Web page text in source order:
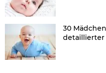
30
detaillierter